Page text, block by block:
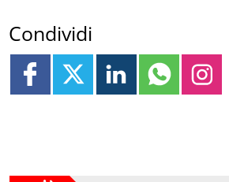
Condividi